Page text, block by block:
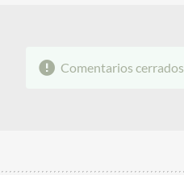
Comentarios cerrados